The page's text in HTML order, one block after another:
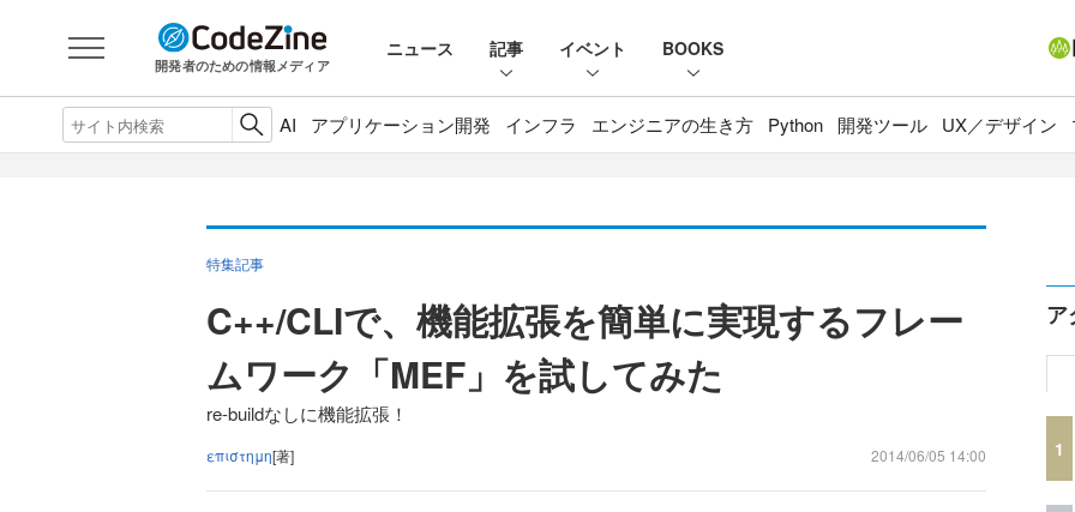
開発者のための情報メディア
ニュース 記事 イベント BOOKS
AI アプリケーション開発 インフラ エンジニアの生き方 Python 開発ツール UX／デザイン
特集記事
C++/CLIで、機能拡張を簡単に実現するフレー
ムワーク「MEF」を試してみた
re-buildなしに機能拡張！
επιστημη[著] 2014/06/05 14:00
ア
1